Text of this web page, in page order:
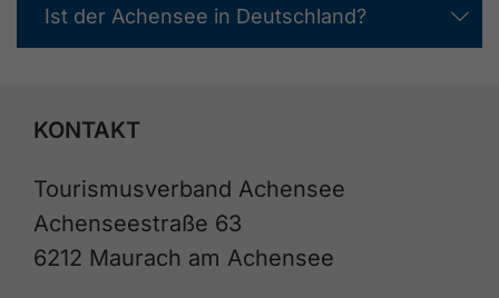
Ist der Achensee in Deutschland?
KONTAKT
Tourismusverband Achensee
Achenseestraße 63
6212 Maurach am Achensee